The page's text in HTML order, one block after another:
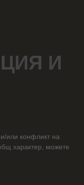
И
или конфликт на
характер, можете